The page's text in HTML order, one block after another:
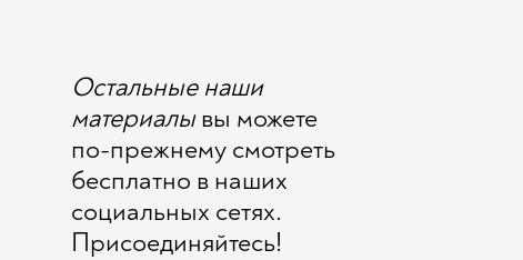
Остальные наши
материалывы можете
по-прежнему смотреть
бесплатно в наших
социальных сетях.
Присоединяйтесь!